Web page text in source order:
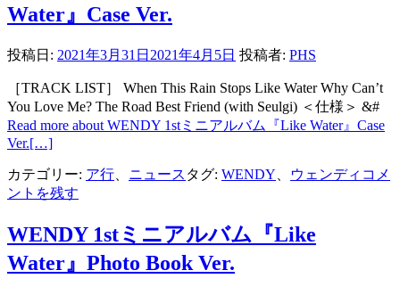
Water』Case Ver.
投稿日: 2021年3月31日 2021年4月5日 投稿者: PHS
［TRACK LIST］ When This Rain Stops Like Water Why Can’t
You Love Me? The Road Best Friend (with Seulgi) ＜仕様＞ &#
Read more about WENDY 1stミニアルバム『Like Water』Case
Ver.[…]
カテゴリー: ア行 ニュース タグ: WENDY ウェンディ コメ
ントを残す
WENDY 1stミニアルバム『Like
Water』Photo Book Ver.